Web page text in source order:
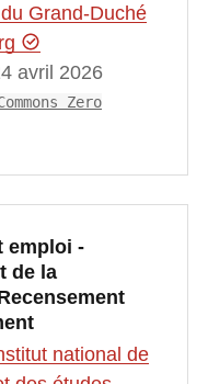
Grand-Duché
avril 2026
Zero
emploi -
de la
national de